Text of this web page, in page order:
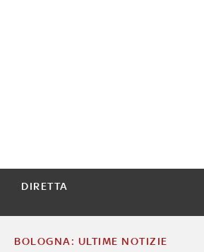
DIRETTA
BOLOGNA: ULTIME NOTIZIE